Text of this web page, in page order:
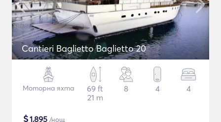
Cantieri Baglietto Baglietto 20
Моторна яхта
69 ft
21 m
8 4 4
$1,895 /нощ